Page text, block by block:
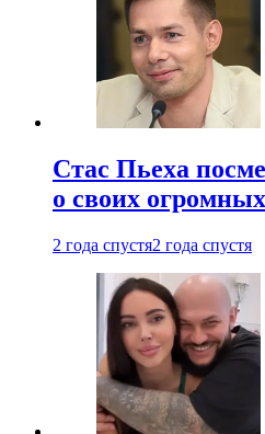
Стас Пьеха
о своих
2 года спустя2 года спустя